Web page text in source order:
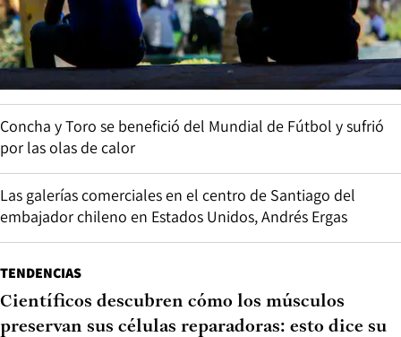
Concha y Toro se benefició del Mundial de Fútbol y sufrió
por las olas de calor
Las galerías comerciales en el centro de Santiago del
embajador chileno en Estados Unidos, Andrés Ergas
TENDENCIAS
Científicos descubren cómo los músculos
preservan sus células reparadoras: esto dice su